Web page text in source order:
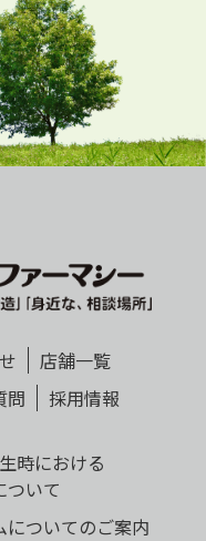
店舗一覧
問 採用情報
時における
ついて
ついてのご案内